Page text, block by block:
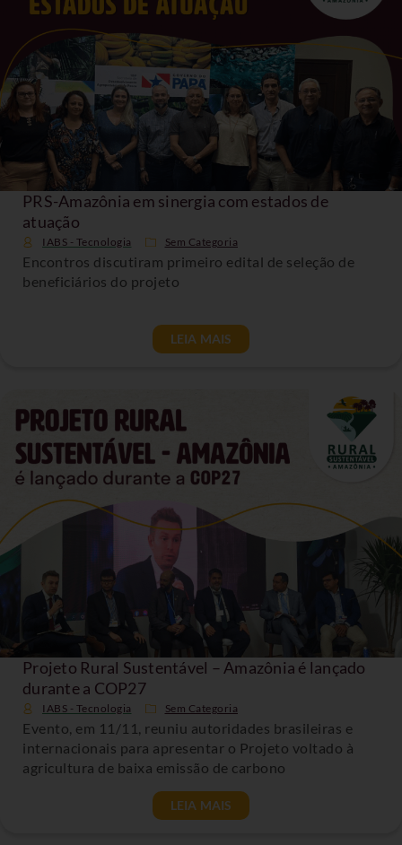
PRS-Amazônia em sinergia com estados de
atuação
IABS - Tecnologia Sem Categoria
Encontros discutiram primeiro edital de seleção de
beneficiários do projeto
LEIA MAIS
Projeto Rural Sustentável – Amazônia é lançado
durante a COP27
IABS - Tecnologia Sem Categoria
Evento, em 11/11, reuniu autoridades brasileiras e
internacionais para apresentar o Projeto voltado à
agricultura de baixa emissão de carbono
LEIA MAIS